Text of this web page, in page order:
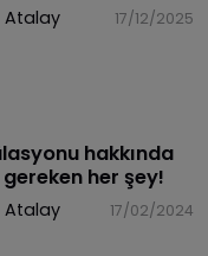
Atalay 17/12/2025
hakkında
her şey!
Atalay 17/02/2024